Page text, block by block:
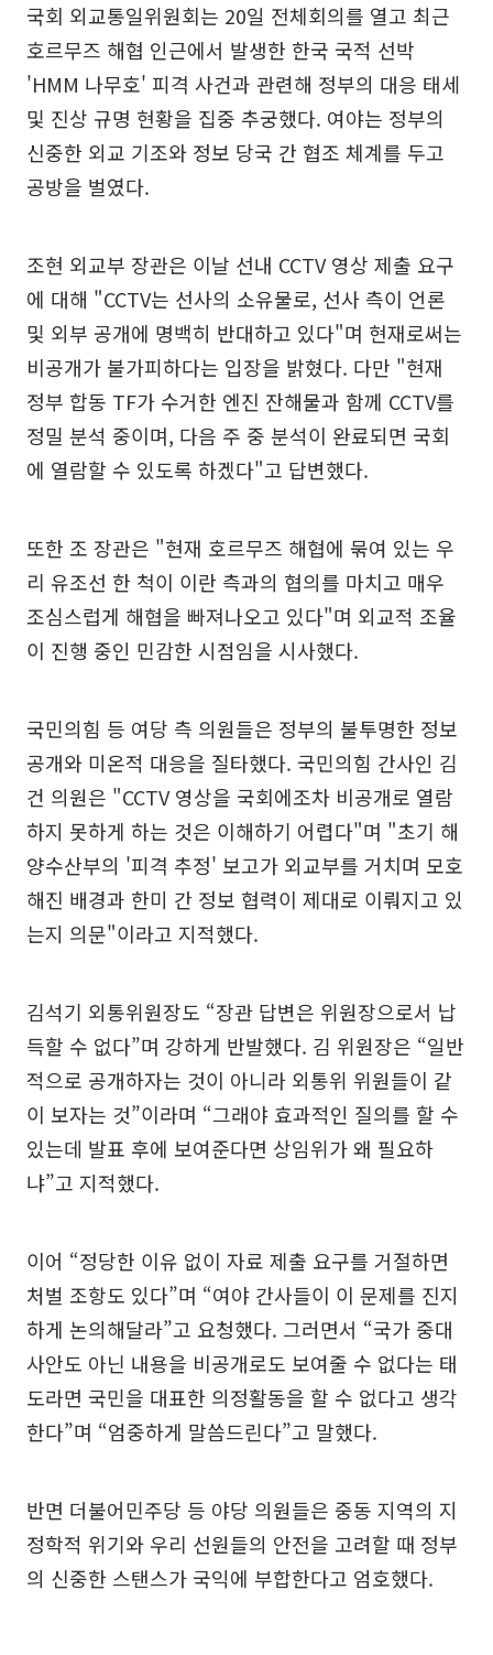
국회 외교통일위원회는 20일 전체회의를 열고 최근
호르무즈 해협 인근에서 발생한 한국 국적 선박
'HMM 나무호' 피격 사건과 관련해 정부의 대응 태세
및 진상 규명 현황을 집중 추궁했다. 여야는 정부의
신중한 외교 기조와 정보 당국 간 협조 체계를 두고
공방을 벌였다.
조현 외교부 장관은 이날 선내 CCTV 영상 제출 요구
에 대해 "CCTV는 선사의 소유물로, 선사 측이 언론
및 외부 공개에 명백히 반대하고 있다"며 현재로써는
비공개가 불가피하다는 입장을 밝혔다. 다만 "현재
정부 합동 TF가 수거한 엔진 잔해물과 함께 CCTV를
정밀 분석 중이며, 다음 주 중 분석이 완료되면 국회
에 열람할 수 있도록 하겠다"고 답변했다.
또한 조 장관은 "현재 호르무즈 해협에 묶여 있는 우
리 유조선 한 척이 이란 측과의 협의를 마치고 매우
조심스럽게 해협을 빠져나오고 있다"며 외교적 조율
이 진행 중인 민감한 시점임을 시사했다.
국민의힘 등 여당 측 의원들은 정부의 불투명한 정보
공개와 미온적 대응을 질타했다. 국민의힘 간사인 김
건 의원은 "CCTV 영상을 국회에조차 비공개로 열람
하지 못하게 하는 것은 이해하기 어렵다"며 "초기 해
양수산부의 '피격 추정' 보고가 외교부를 거치며 모호
해진 배경과 한미 간 정보 협력이 제대로 이뤄지고 있
는지 의문"이라고 지적했다.
김석기 외통위원장도 “장관 답변은 위원장으로서 납
득할 수 없다”며 강하게 반발했다. 김 위원장은 “일반
적으로 공개하자는 것이 아니라 외통위 위원들이 같
이 보자는 것”이라며 “그래야 효과적인 질의를 할 수
있는데 발표 후에 보여준다면 상임위가 왜 필요하
냐”고 지적했다.
이어 “정당한 이유 없이 자료 제출 요구를 거절하면
처벌 조항도 있다”며 “여야 간사들이 이 문제를 진지
하게 논의해달라”고 요청했다. 그러면서 “국가 중대
사안도 아닌 내용을 비공개로도 보여줄 수 없다는 태
도라면 국민을 대표한 의정활동을 할 수 없다고 생각
한다”며 “엄중하게 말씀드린다”고 말했다.
반면 더불어민주당 등 야당 의원들은 중동 지역의 지
정학적 위기와 우리 선원들의 안전을 고려할 때 정부
의 신중한 스탠스가 국익에 부합한다고 엄호했다.